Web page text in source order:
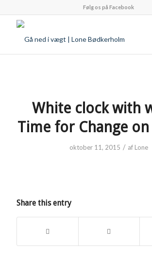
Følg os på Facebook
White clock with
Time for Change
oktober 11, 2015 / af Lone
Share this entry